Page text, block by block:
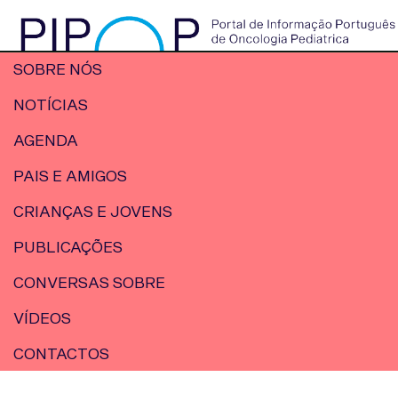
SOBRE NÓS
NOTÍCIAS
AGENDA
PAIS E AMIGOS
CRIANÇAS E JOVENS
PUBLICAÇÕES
CONVERSAS SOBRE
VÍDEOS
CONTACTOS